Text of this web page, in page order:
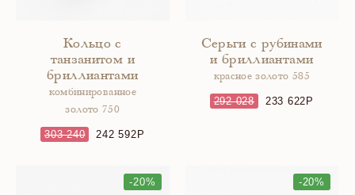
Кольцо с
танзанитом и
бриллиантами
комбинированное
золото 750
303 240 242 592
Серьги с рубинами
и бриллиантами
красное золото 585
292 028 233 622
-20% -20%